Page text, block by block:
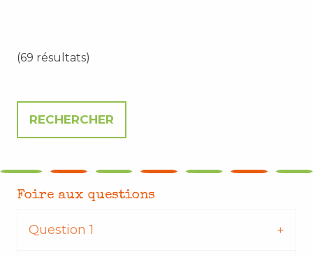
(69 résultats)
Foire aux questions
Question 1